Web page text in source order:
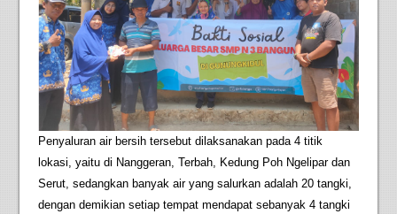
Penyaluran air bersih tersebut dilaksanakan pada 4 titik
lokasi, yaitu di Nanggeran, Terbah, Kedung Poh Ngelipar dan
Serut, sedangkan banyak air yang salurkan adalah 20 tangki,
dengan demikian setiap tempat mendapat sebanyak 4 tangki